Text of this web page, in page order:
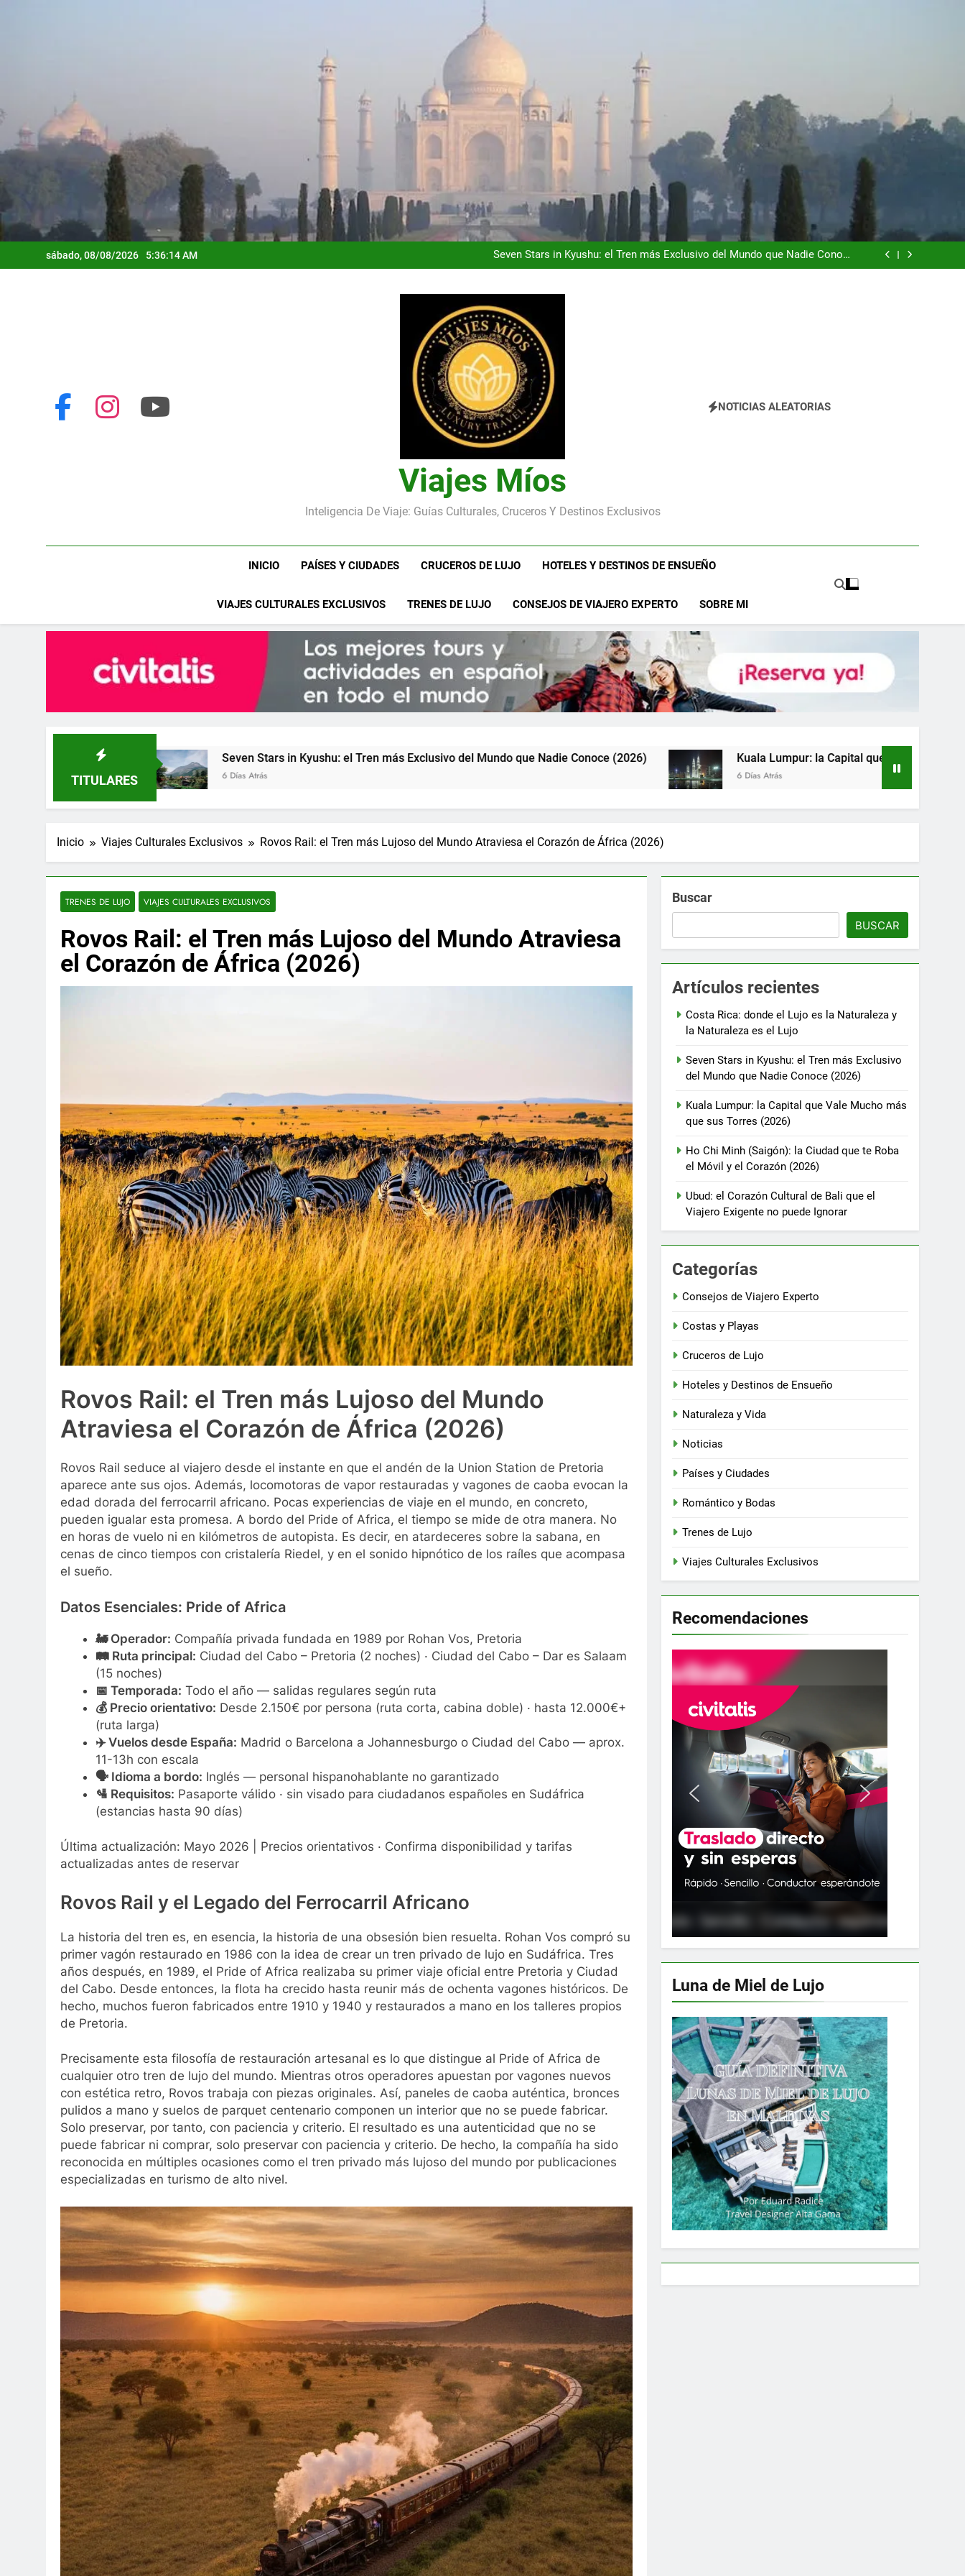
sábado, 08/08/2026 5:36:15 AM
Ho Chi Minh (Saigón): la Ciudad que te Roba el Móvil y el Corazón (2026)
Costa Rica: donde el Lujo es la Naturaleza y la Naturaleza es el Lujo
Seven Stars in Kyushu: el Tren más Exclusivo del Mundo que Nadie Conoce
(2026)
Kuala Lumpur: la Capital que Vale Mucho más que sus Torres (2026)
Ho Chi Minh (Saigón): la Ciudad que te Roba el Móvil y el Corazón (2026)
Seven Stars in Kyushu: el Tren más Exclusivo del Mundo que Nadie Conoce
Ho Chi Minh (Saigón): la Ciudad que te Roba el Móvil y el Corazón (2026)
Viajes Míos
Inteligencia De Viaje: Guías Culturales, Cruceros Y Destinos Exclusivos
NOTICIAS ALEATORIAS
INICIO PAÍSES Y CIUDADES CRUCEROS DE LUJO HOTELES Y DESTINOS DE ENSUEÑO
VIAJES CULTURALES EXCLUSIVOS TRENES DE LUJO CONSEJOS DE VIAJERO EXPERTO SOBRE MI
TITULARES
Seven Stars in Kyushu: el Tren más Exclusivo del Mundo que Nadie Conoce (2026)
6 Días Atrás
Kuala Lumpur: la Capital que Vale Mucho más que sus Torres (2026)
Inicio Viajes Culturales Exclusivos Rovos Rail: el Tren más Lujoso del Mundo Atraviesa el Corazón de África (2026)
TRENES DE LUJO VIAJES CULTURALES EXCLUSIVOS
Rovos Rail: el Tren más Lujoso del Mundo Atraviesa
el Corazón de África (2026)
Rovos Rail: el Tren más Lujoso del Mundo
Atraviesa el Corazón de África (2026)
Rovos Rail seduce al viajero desde el instante en que el andén de la Union Station de Pretoria
aparece ante sus ojos. Además, locomotoras de vapor restauradas y vagones de caoba evocan la
edad dorada del ferrocarril africano. Pocas experiencias de viaje en el mundo, en concreto,
pueden igualar esta promesa. A bordo del Pride of Africa, el tiempo se mide de otra manera. No
en horas de vuelo ni en kilómetros de autopista. Es decir, en atardeceres sobre la sabana, en
cenas de cinco tiempos con cristalería Riedel, y en el sonido hipnótico de los raíles que acompasa
el sueño.
Datos Esenciales: Pride of Africa
🚂 Operador: Compañía privada fundada en 1989 por Rohan Vos, Pretoria
🛤️ Ruta principal: Ciudad del Cabo – Pretoria (2 noches) · Ciudad del Cabo – Dar es Salaam
(15 noches)
📅 Temporada: Todo el año — salidas regulares según ruta
💰 Precio orientativo: Desde 2.150€ por persona (ruta corta, cabina doble) · hasta 12.000€+
(ruta larga)
✈️ Vuelos desde España: Madrid o Barcelona a Johannesburgo o Ciudad del Cabo — aprox.
11-13h con escala
🗣️ Idioma a bordo: Inglés — personal hispanohablante no garantizado
🛂 Requisitos: Pasaporte válido · sin visado para ciudadanos españoles en Sudáfrica
(estancias hasta 90 días)
Última actualización: Mayo 2026 | Precios orientativos · Confirma disponibilidad y tarifas
actualizadas antes de reservar
Rovos Rail y el Legado del Ferrocarril Africano
La historia del tren es, en esencia, la historia de una obsesión bien resuelta. Rohan Vos compró su
primer vagón restaurado en 1986 con la idea de crear un tren privado de lujo en Sudáfrica. Tres
años después, en 1989, el Pride of Africa realizaba su primer viaje oficial entre Pretoria y Ciudad
del Cabo. Desde entonces, la flota ha crecido hasta reunir más de ochenta vagones históricos. De
hecho, muchos fueron fabricados entre 1910 y 1940 y restaurados a mano en los talleres propios
de Pretoria.
Precisamente esta filosofía de restauración artesanal es lo que distingue al Pride of Africa de
cualquier otro tren de lujo del mundo. Mientras otros operadores apuestan por vagones nuevos
con estética retro, Rovos trabaja con piezas originales. Así, paneles de caoba auténtica, bronces
pulidos a mano y suelos de parquet centenario componen un interior que no se puede fabricar.
Solo preservar, por tanto, con paciencia y criterio. El resultado es una autenticidad que no se
puede fabricar ni comprar, solo preservar con paciencia y criterio. De hecho, la compañía ha sido
reconocida en múltiples ocasiones como el tren privado más lujoso del mundo por publicaciones
especializadas en turismo de alto nivel.
Buscar
BUSCAR
Artículos recientes
Costa Rica: donde el Lujo es la Naturaleza y
la Naturaleza es el Lujo
Seven Stars in Kyushu: el Tren más Exclusivo
del Mundo que Nadie Conoce (2026)
Kuala Lumpur: la Capital que Vale Mucho más
que sus Torres (2026)
Ho Chi Minh (Saigón): la Ciudad que te Roba
el Móvil y el Corazón (2026)
Ubud: el Corazón Cultural de Bali que el
Viajero Exigente no puede Ignorar
Categorías
Consejos de Viajero Experto
Costas y Playas
Cruceros de Lujo
Hoteles y Destinos de Ensueño
Naturaleza y Vida
Noticias
Países y Ciudades
Romántico y Bodas
Trenes de Lujo
Viajes Culturales Exclusivos
Recomendaciones
Luna de Miel de Lujo